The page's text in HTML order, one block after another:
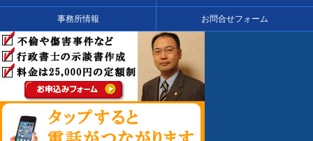
事務所情報 お問合せフォーム